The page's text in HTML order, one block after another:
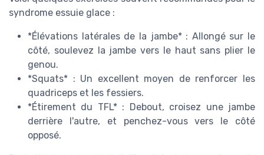
syndrome essuie glace :
*Élévations latérales de la jambe* : Allongé sur le
côté, soulevez la jambe vers le haut sans plier le
genou.
*Squats* : Un excellent moyen de renforcer les
quadriceps et les fessiers.
*Étirement du TFL* : Debout, croisez une jambe
derrière l'autre, et penchez-vous vers le côté
opposé.